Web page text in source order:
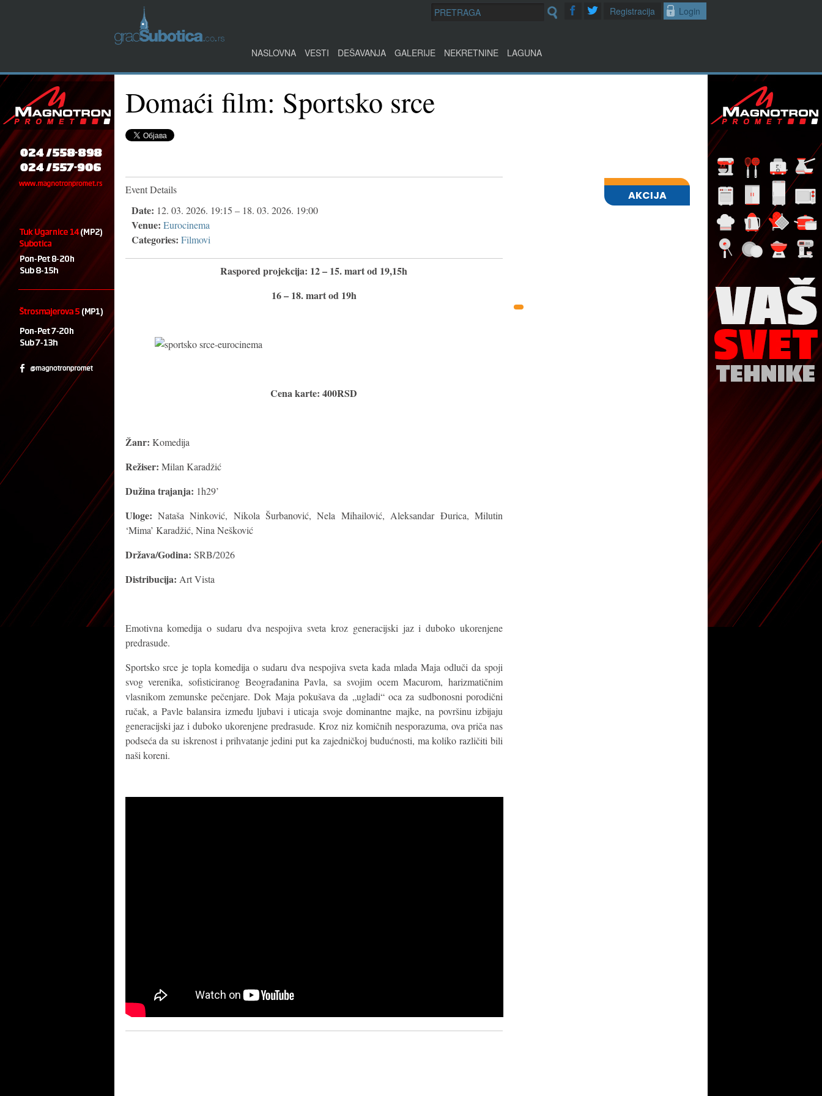
Login
Registracija
NASLOVNA VESTI DEŠAVANJA GALERIJE NEKRETNINE LAGUNA
Domaći film: Sportsko srce
Event Details
Date: 12. 03. 2026. 19:15 – 18. 03. 2026. 19:00
Venue: Eurocinema
Categories: Filmovi
Raspored projekcija: 12 – 15. mart od 19,15h
16 – 18. mart od 19h
Cena karte: 400RSD
Žanr: Komedija
Režiser: Milan Karadžić
Dužina trajanja: 1h29’
Uloge: Nataša Ninković, Nikola Šurbanović, Nela Mihailović, Aleksandar Đurica, Milutin
‘Mima’ Karadžić, Nina Nešković
Država/Godina: SRB/2026
Distribucija: Art Vista
Emotivna komedija o sudaru dva nespojiva sveta kroz generacijski jaz i duboko ukorenjene
predrasude.
Sportsko srce je topla komedija o sudaru dva nespojiva sveta kada mlada Maja odluči da spoji
svog verenika, sofisticiranog Beograđanina Pavla, sa svojim ocem Macurom, harizmatičnim
vlasnikom zemunske pečenjare. Dok Maja pokušava da „ugladi“ oca za sudbonosni porodični
ručak, a Pavle balansira između ljubavi i uticaja svoje dominantne majke, na površinu izbijaju
generacijski jaz i duboko ukorenjene predrasude. Kroz niz komičnih nesporazuma, ova priča nas
podseća da su iskrenost i prihvatanje jedini put ka zajedničkoj budućnosti, ma koliko različiti bili
naši koreni.